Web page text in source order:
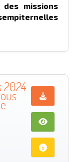
des missions
2024